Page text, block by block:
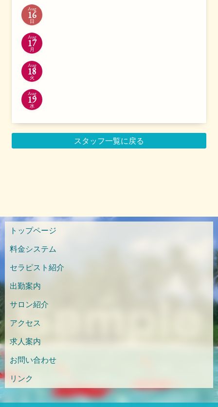
Aug
16
日
Aug
17
月
Aug
18
火
Aug
19
水
スタッフ一覧に戻る
トップページ
料金システム
セラピスト紹介
出勤案内
サロン紹介
アクセス
求人案内
お問い合わせ
リンク